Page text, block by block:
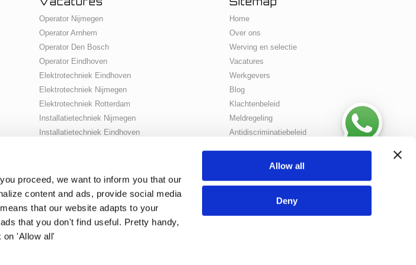
proceed, we want to inform you that our
content and ads, provide social media
that our website adapts to your
that you don't find useful. Pretty handy,
on 'Allow all'
Allow all
Deny
Operator Nijmegen
Operator Arnhem
Operator Den Bosch
Operator Eindhoven
Elektrotechniek Eindhoven
Elektrotechniek Nijmegen
Elektrotechniek Rotterdam
Installatietechniek Nijmegen
Installatietechniek Eindhoven
Petrochemie Rotterdam
Werktuigbouwkunde Rotterdam
Werkvoorbereider Rotterdam
Inbedrijfsteller Rotterdam
Home
Over ons
Werving en selectie
Vacatures
Werkgevers
Blog
Klachtenbeleid
Meldregeling
Antidiscriminatiebeleid
Vaak gestelde vragen